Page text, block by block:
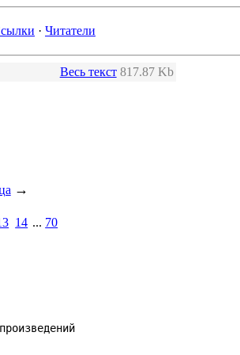
· Читатели
Весь текст 817.87 Kb
→
14 ... 70